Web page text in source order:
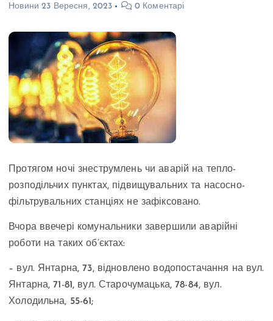
Новини 23 Вересня, 2023 0 Коментарі
Протягом ночі знеструмлень чи аварій на тепло-
розподільчих пунктах, підвищувальних та насосно-
фільтрувальних станціях не зафіксовано.
Вчора ввечері комунальники завершили аварійні
роботи на таких об’єктах:
– вул. Янтарна, 73, відновлено водопостачання на вул.
Янтарна, 71-81, вул. Старочумацька, 78-84, вул.
Холодильна, 55-61;